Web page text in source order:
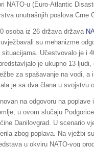
NATO-u (Euro-Atlantic
unutrašnjih poslova Crne
osoba iz 26 država država
su mehanizme
Učestvovalo je i
je ukupno 13
za spašavanje na vodi,
je sa dva člana u svojstvu
na odgovoru na
u ovom slučaju
Danilovgrad. U scenario
zbog poplava. Na vježbi
u okviru NATO-vog